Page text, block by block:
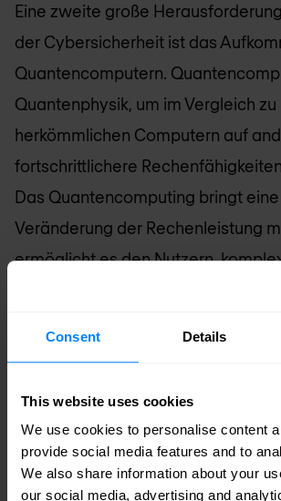
Consent Details
This website uses cookies
We use cookies to personalise content
provide social media features and to
We also share information about your
our social media, advertising and
Eine zweite große
der Cybersicherheit ist das
Quantencomputern.
Quantenphysik, um im Vergleich zu
herkömmlichen Computern auf
fortschrittlichere
Das Quantencomputing bringt
Veränderung der Rechenleistung
ermöglicht es den Nutzern,
lösen, die klassische Computer
die Teil der Quantensicherheit sind,
haben, den sicheren Austausch
kryptografischen Schlüsseln
ermöglichen, stellt die